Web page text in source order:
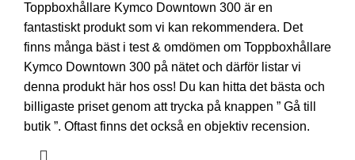
Toppboxhållare Kymco Downtown 300 är en
fantastiskt produkt som vi kan rekommendera. Det
finns många bäst i test & omdömen om Toppboxhållare
Kymco Downtown 300 på nätet och därför listar vi
denna produkt här hos oss! Du kan hitta det bästa och
billigaste priset genom att trycka på knappen ” Gå till
butik ”. Oftast finns det också en objektiv recension.